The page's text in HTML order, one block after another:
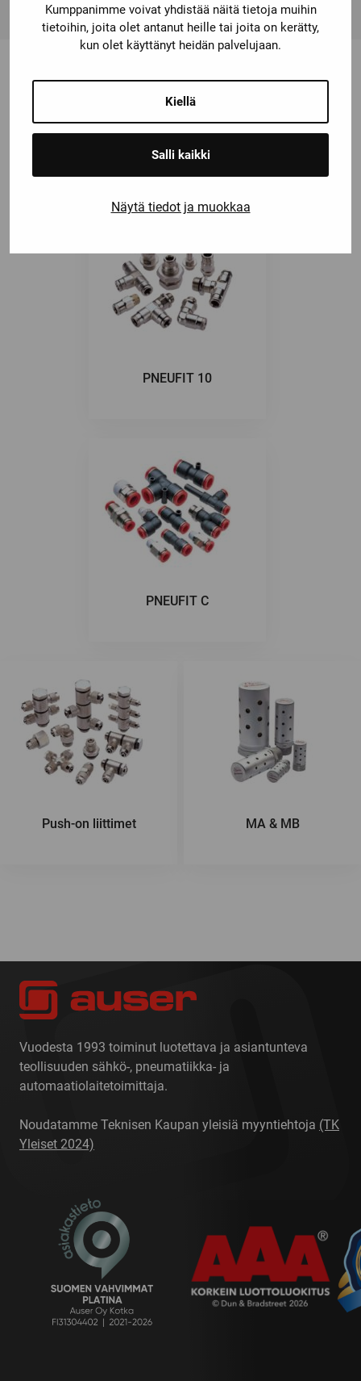
Kumppanimme voivat yhdistää näitä tietoja muihin
tietoihin, joita olet antanut heille tai joita on kerätty,
kun olet käyttänyt heidän palvelujaan.
Kiellä
Salli kaikki
Näytä tiedot ja muokkaa
Saatat olla kiinnostunut myös
näistä
PNEUFIT 10
PNEUFIT C
Push-on liittimet MA & MB
Vuodesta 1993 toiminut luotettava ja asiantunteva
teollisuuden sähkö-, pneumatiikka- ja
automaatiolaitetoimittaja.
Noudatamme Teknisen Kaupan yleisiä myyntiehtoja (TK
Yleiset 2024)